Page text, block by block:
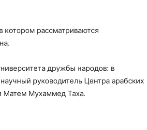
котором рассматриваются
дружбы народов: в
руководитель Центра арабских
Матем Мухаммед Таха.